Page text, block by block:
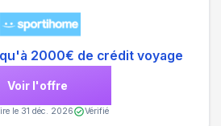
2000€ de crédit voyage
Voir l'offre
le 31 déc. 2026 Vérifié